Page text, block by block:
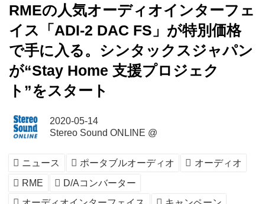
RMEの人気オーディオインターフェ
イス「ADI-2 DAC FS」が特別価格
で手に入る。シンタックスジャパン
が“Stay Home 支援プロジェク
ト”をスタート
2020-05-14
Stereo Sound ONLINE @
ニュース ポータブルオーディオ
オーディオ
RME
D/Aコンバーター